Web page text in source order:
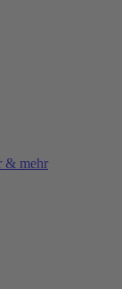
& mehr